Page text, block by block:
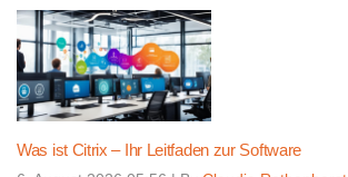
Was ist Citrix – Ihr Leitfaden zur Software